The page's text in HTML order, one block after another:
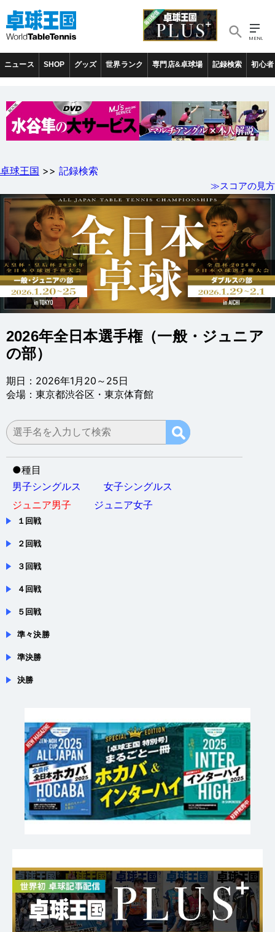
ニュース SHOP グッズ 世界ランク 専門店&卓球場 記録検索 初心者
卓球王国 >> 記録検索
≫スコアの見方
2026年全日本選手権（一般・ジュニア
の部）
期日：2026年1月20～25日
会場：東京都渋谷区・東京体育館
●種目
男子シングルス
女子シングルス
ジュニア男子
ジュニア女子
１回戦
２回戦
３回戦
４回戦
５回戦
準々決勝
準決勝
決勝